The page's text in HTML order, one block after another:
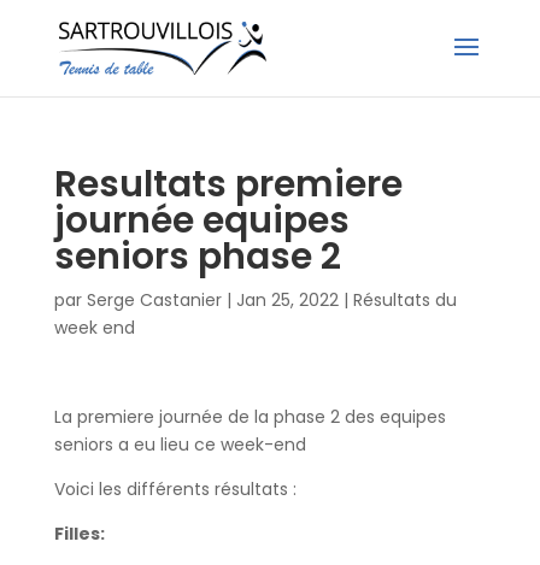
Resultats premiere
journée equipes
seniors phase 2
par Serge Castanier| Jan 25, 2022| Résultats du
week end
La premiere journée de la phase 2 des equipes
seniors a eu lieu ce week-end
Voici les différents résultats :
Filles: